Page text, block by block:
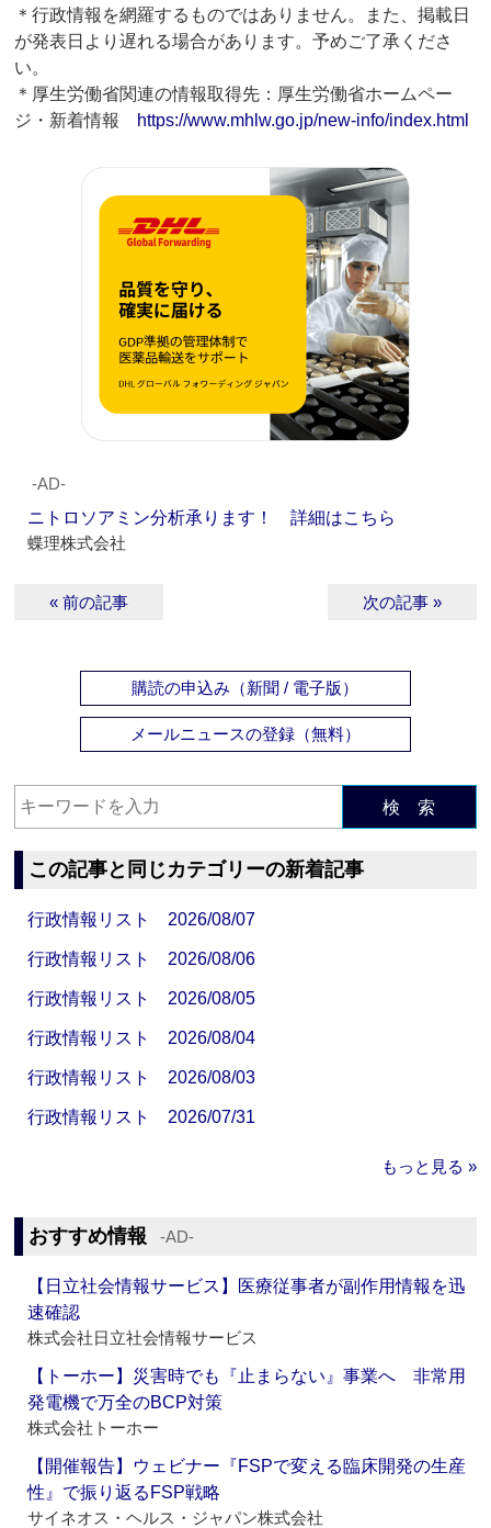
＊行政情報を網羅するものではありません。また、掲載日
が発表日より遅れる場合があります。予めご了承くださ
い。
＊厚生労働省関連の情報取得先：厚生労働省ホームペー
ジ・新着情報 https://www.mhlw.go.jp/new-info/index.html
‐AD‐
ニトロソアミン分析承ります！ 詳細はこちら
蝶理株式会社
« 前の記事 次の記事 »
購読の申込み（新聞 / 電子版）
メールニュースの登録（無料）
検 索
この記事と同じカテゴリーの新着記事
行政情報リスト 2026/08/07
行政情報リスト 2026/08/06
行政情報リスト 2026/08/05
行政情報リスト 2026/08/04
行政情報リスト 2026/08/03
行政情報リスト 2026/07/31
もっと見る »
おすすめ情報 ‐AD‐
【日立社会情報サービス】医療従事者が副作用情報を迅
速確認
株式会社日立社会情報サービス
【トーホー】災害時でも『止まらない』事業へ 非常用
発電機で万全のBCP対策
株式会社トーホー
【開催報告】ウェビナー『FSPで変える臨床開発の生産
性』で振り返るFSP戦略
サイネオス・ヘルス・ジャパン株式会社